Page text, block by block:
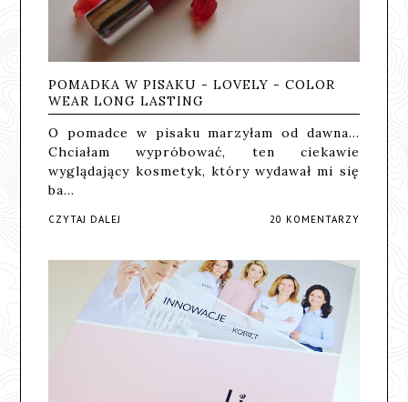
POMADKA W PISAKU - LOVELY - COLOR
WEAR LONG LASTING
O pomadce w pisaku marzyłam od dawna...
Chciałam wypróbować, ten ciekawie
wyglądający kosmetyk, który wydawał mi się
ba…
CZYTAJ DALEJ 20 KOMENTARZY